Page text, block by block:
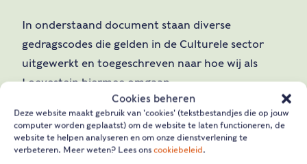
Cookies beheren
Deze website maakt gebruik van 'cookies' (tekstbestandjes die op jouw
computer worden geplaatst) om de website te laten functioneren, de
website te helpen analyseren en om onze dienstverlening te
verbeteren. Meer weten? Lees ons cookiebeleid.
In onderstaand document staan diverse
gedragscodes die gelden in de Culturele sector
uitgewerkt en toegeschreven naar hoe wij als
Loevestein hiermee omgaan.
Gedragscodes
Toezichtsvisie